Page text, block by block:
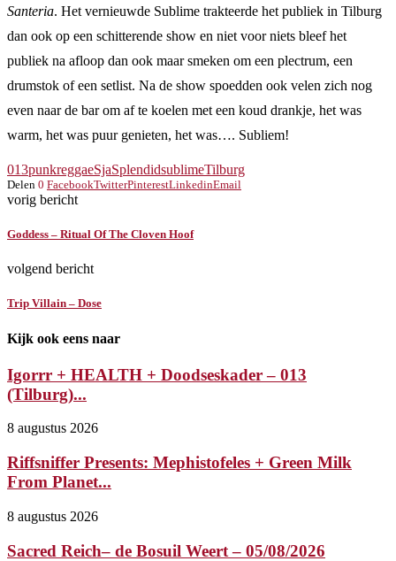
Santeria. Het vernieuwde Sublime trakteerde het publiek in Tilburg
dan ook op een schitterende show en niet voor niets bleef het
publiek na afloop dan ook maar smeken om een plectrum, een
drumstok of een setlist. Na de show spoedden ook velen zich nog
even naar de bar om af te koelen met een koud drankje, het was
warm, het was puur genieten, het was…. Subliem!
013punkreggaeSjaSplendidsublimeTilburg
Delen 0 FacebookTwitterPinterestLinkedinEmail
vorig bericht
Goddess – Ritual Of The Cloven Hoof
volgend bericht
Trip Villain – Dose
Kijk ook eens naar
Igorrr + HEALTH + Doodseskader – 013
(Tilburg)...
8 augustus 2026
Riffsniffer Presents: Mephistofeles + Green Milk
From Planet...
8 augustus 2026
Sacred Reich– de Bosuil Weert – 05/08/2026